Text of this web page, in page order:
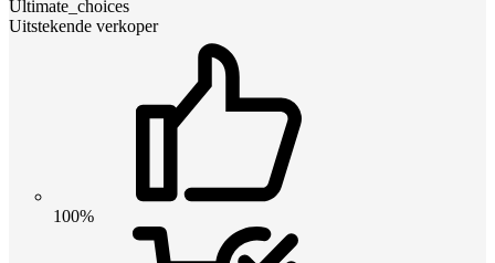
Ultimate_choices
Uitstekende verkoper
100%